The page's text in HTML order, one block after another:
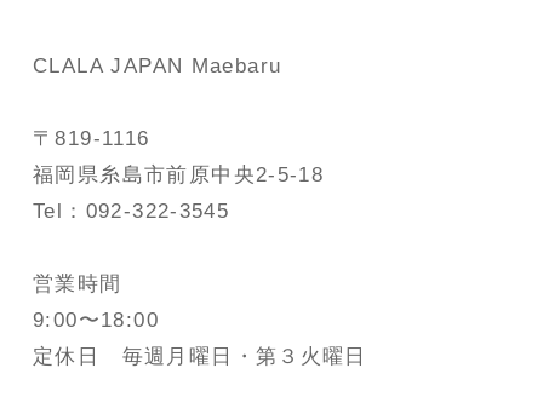
CLALA JAPAN Maebaru
〒819-1116
福岡県糸島市前原中央2-5-18
Tel：092-322-3545
営業時間
9:00〜18:00
定休日 毎週月曜日・第３火曜日